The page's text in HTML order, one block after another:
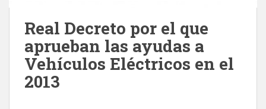
Real Decreto por el que
aprueban las ayudas a
Vehículos Eléctricos en el
2013